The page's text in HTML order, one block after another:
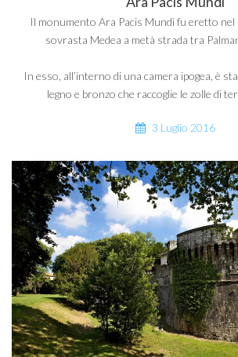
Il monumento Ara Pacis Mundi fu eretto nel
sovrasta Medea a metà strada tra
In esso, all’interno di una camera ipogea, è
legno e bronzo che raccoglie le zolle di
3 Luglio 2016